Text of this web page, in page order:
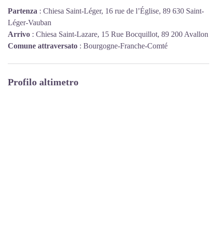
Partenza : Chiesa Saint-Léger, 16 rue de l’Église, 89 630 Saint-
Léger-Vauban
Arrivo : Chiesa Saint-Lazare, 15 Rue Bocquillot, 89 200 Avallon
Comune attraversato : Bourgogne-Franche-Comté
Profilo altimetro